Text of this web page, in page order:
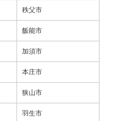
秩父市
飯能市
加須市
本庄市
狭山市
羽生市